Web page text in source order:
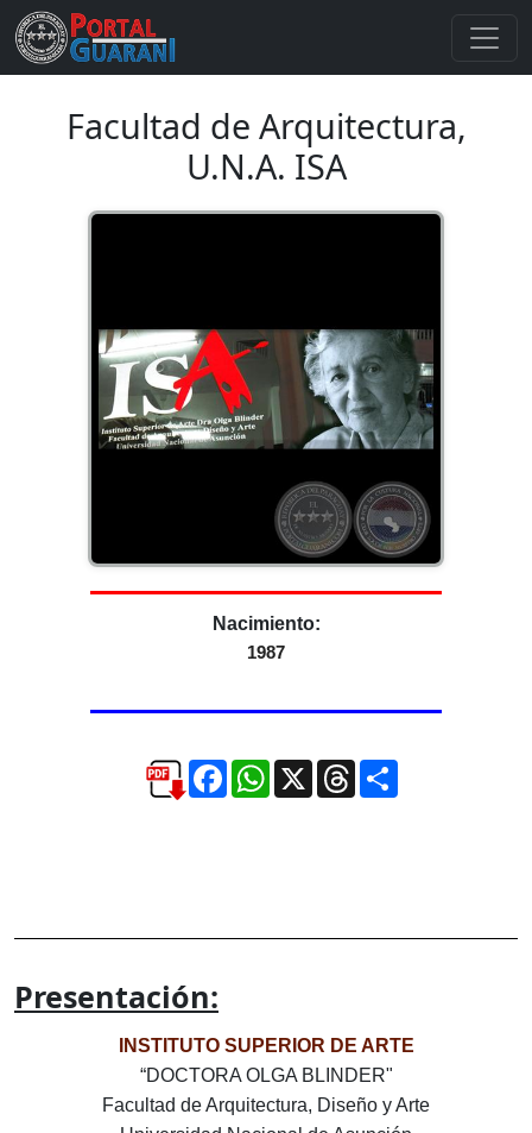
Facultad de Arquitectura,
U.N.A. ISA
Nacimiento:
1987
FacebookWhatsApp
X ThreadsCompartir
Presentación:
INSTITUTO SUPERIOR DE ARTE
“DOCTORA OLGA BLINDER"
Facultad de Arquitectura, Diseño y Arte